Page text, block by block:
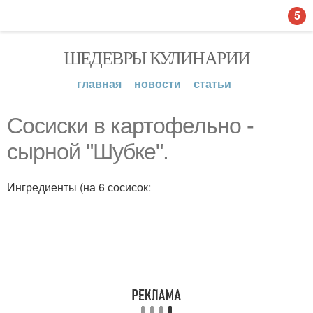
ШЕДЕВРЫ КУЛИНАРИИ
главная новости статьи
Сосиски в картофельно -
сырной "Шубке".
Ингредиенты (на 6 сосисок:
5